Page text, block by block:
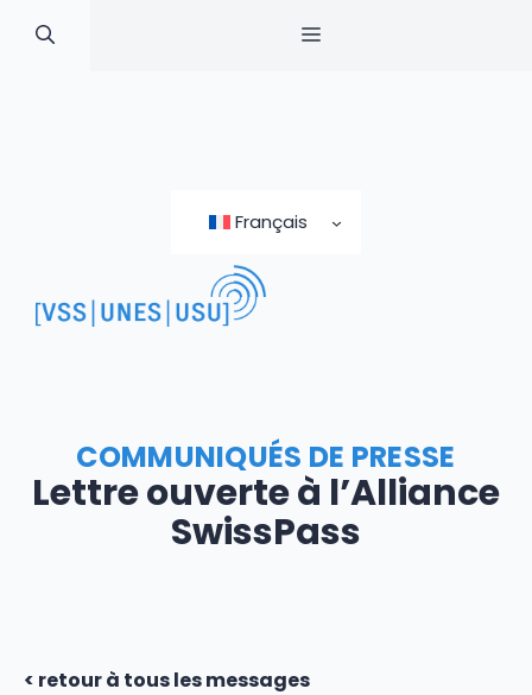
Français
MENU
COMMUNIQUÉS DE PRESSE
Lettre ouverte à l’Alliance
SwissPass
< retour à tous les messages